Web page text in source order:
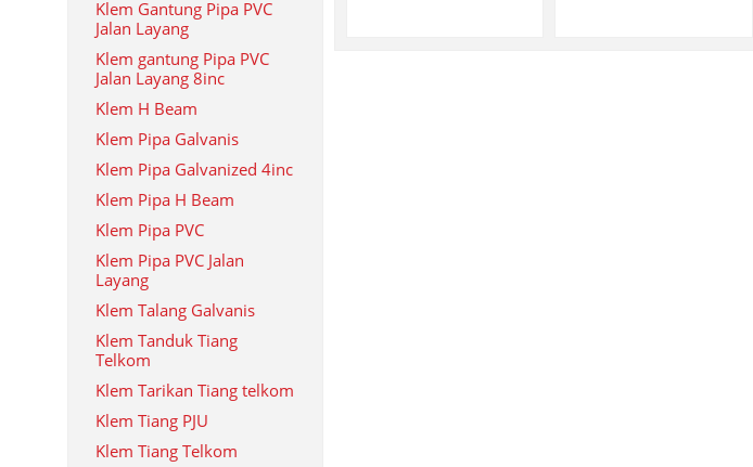
Klem Gantung Pipa PVC
Jalan Layang
Klem gantung Pipa PVC
Jalan Layang 8inc
Klem H Beam
Klem Pipa Galvanis
Klem Pipa Galvanized 4inc
Klem Pipa H Beam
Klem Pipa PVC
Klem Pipa PVC Jalan
Layang
Klem Talang Galvanis
Klem Tanduk Tiang
Telkom
Klem Tarikan Tiang telkom
Klem Tiang PJU
Klem Tiang Telkom